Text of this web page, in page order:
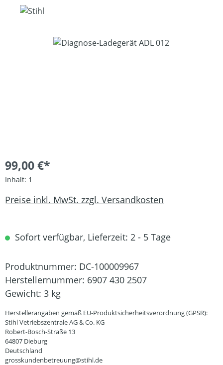
Bildergalerie überspringen
99,00 €*
Inhalt: 1
Preise inkl. MwSt. zzgl. Versandkosten
Sofort verfügbar, Lieferzeit: 2 - 5 Tage
Produktnummer: DC-100009967
Herstellernummer: 6907 430 2507
Gewicht: 3 kg
Herstellerangaben gemäß EU-Produktsicherheitsverordnung (GPSR):
Stihl Vetriebszentrale AG & Co. KG
Robert-Bosch-Straße 13
64807 Dieburg
Deutschland
grosskundenbetreuung@stihl.de